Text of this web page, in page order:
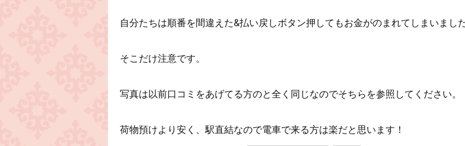
自分たちは順番を間違えた&払い戻しボタン押してもお金がのまれてしまいまし
そこだけ注意です。
写真は以前口コミをあげてる方のと全く同じなのでそちらを参照してください。
荷物預けより安く、駅直結なので電車で来る方は楽だと思います！